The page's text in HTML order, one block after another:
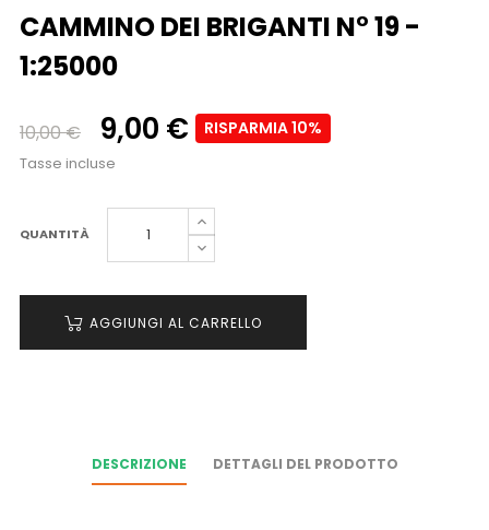
CAMMINO DEI BRIGANTI N° 19 -
1:25000
10,00 € 9,00 € RISPARMIA 10%
Tasse incluse
QUANTITÀ
AGGIUNGI AL CARRELLO
DESCRIZIONE DETTAGLI DEL PRODOTTO